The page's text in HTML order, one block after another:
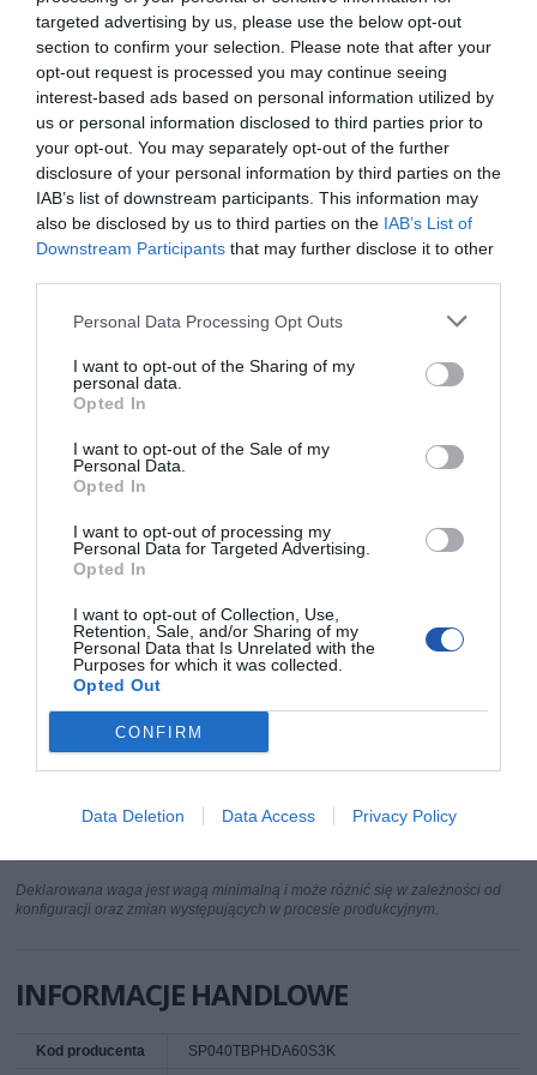
targeted advertising by us, please use the below opt-out
section to confirm your selection. Please note that after your
opt-out request is processed you may continue seeing
interest-based ads based on personal information utilized by
us or personal information disclosed to third parties prior to
your opt-out. You may separately opt-out of the further
disclosure of your personal information by third parties on the
IAB’s list of downstream participants. This information may
also be disclosed by us to third parties on the IAB’s List of
Downstream Participants that may further disclose it to other
Personal Data Processing Opt Outs
I want to opt-out of the Sharing of my
personal data.
Opted In
I want to opt-out of the Sale of my
Personal Data.
Opted In
I want to opt-out of processing my
Personal Data for Targeted Advertising.
Opted In
I want to opt-out of Collection, Use,
Retention, Sale, and/or Sharing of my
Personal Data that Is Unrelated with the
Purposes for which it was collected.
Opted Out
CONFIRM
Data Deletion Data Access Privacy Policy
SPECYFIKACJA
Symbol
SP040TBPHDA60S3K
4TB USB 3.0, IPX4, Czarny
Producent Silicon Power
Klasa produktu
Format
szerokości
Interfejs
Szerokość 85.9 mm
Wysokość 23.2 mm
funkcje
Dioda LED
informacje
Kolor: Czarny
Deklarowana waga jest wagą minimalną i może różnić się w zależności od
konfiguracji oraz zmian występujących w procesie produkcyjnym.
INFORMACJE HANDLOWE
Kod producenta SP040TBPHDA60S3K